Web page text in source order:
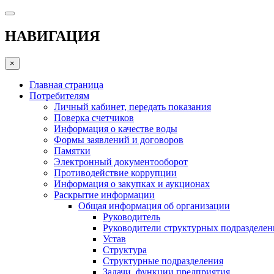
НАВИГАЦИЯ
×
Главная страница
Потребителям
Личный кабинет, передать показания
Поверка счетчиков
Информация о качестве воды
Формы заявлений и договоров
Памятки
Электронный документооборот
Противодействие коррупции
Информация о закупках и аукционах
Раскрытие информации
Общая информация об организации
Руководитель
Руководители структурных
Устав
Структура
Структурные подразделения
Задачи, функции предприятия